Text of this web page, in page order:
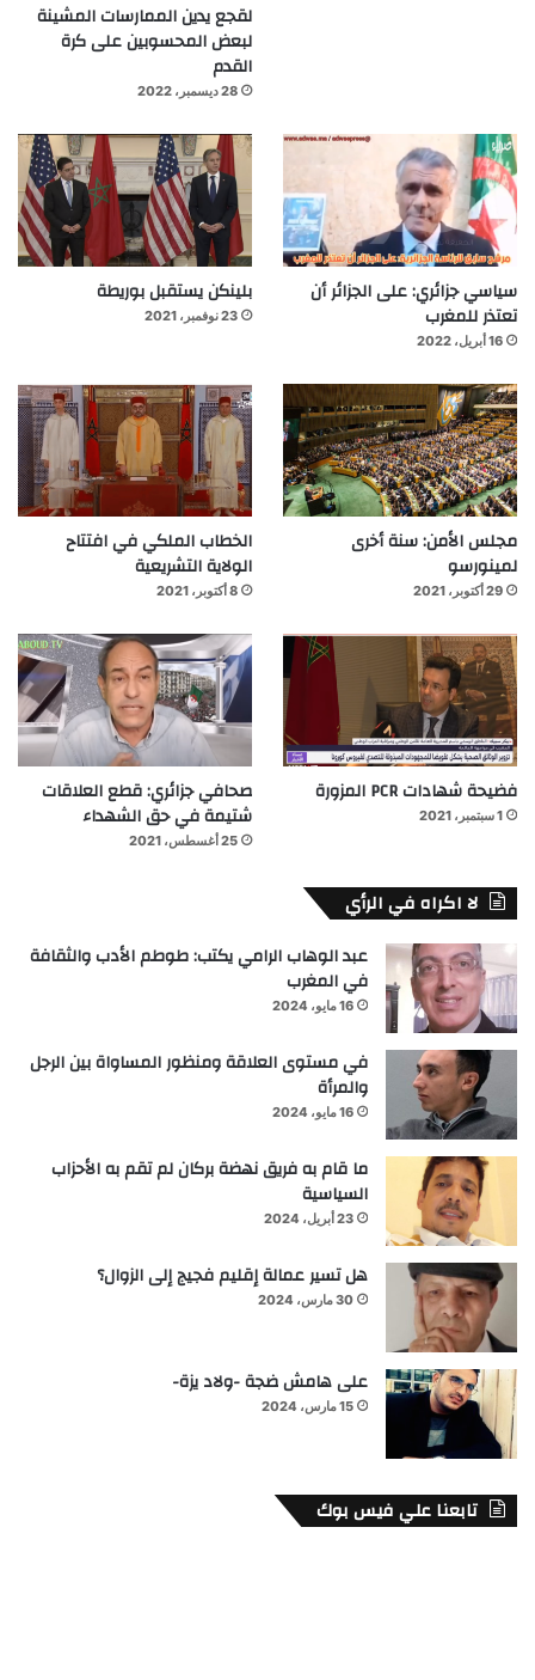
لقجع يدين الممارسات المشينة
لبعض المحسوبين على كرة
القدم
28 ديسمبر، 2022
سياسي جزائري: على الجزائر أن
تعتذر للمغرب
16 أبريل، 2022
بلينكن يستقبل بوريطة
23 نوفمبر، 2021
مجلس الأمن: سنة أخرى
لمينورسو
29 أكتوبر، 2021
الخطاب الملكي في افتتاح
الولاية التشريعية
8 أكتوبر، 2021
فضيحة شهادات PCR المزورة
1 سبتمبر، 2021
صحافي جزائري: قطع العلاقات
شتيمة في حق الشهداء
25 أغسطس، 2021
لا اكراه في الرأي
عبد الوهاب الرامي يكتب: طوطم الأدب والثقافة
في المغرب
16 مايو، 2024
في مستوى العلاقة ومنظور المساواة بين الرجل
والمرأة
16 مايو، 2024
ما قام به فريق نهضة بركان لم تقم به الأحزاب
السياسية
23 أبريل، 2024
هل تسير عمالة إقليم فجيج إلى الزوال؟
30 مارس، 2024
على هامش ضجة -ولاد يزة-
15 مارس، 2024
تابعنا علي فيس بوك